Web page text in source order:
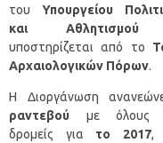
του Υπουργείου
και Αθλητισμού
υποστηρίζεται από το
Αρχαιολογικών Πόρων.
Η Διοργάνωση
ραντεβού με όλους
δρομείς για το 2017,